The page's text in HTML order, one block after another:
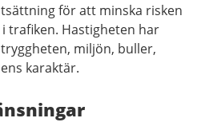
för att minska risken
trafiken. Hastigheten har
miljön, buller,
karaktär.